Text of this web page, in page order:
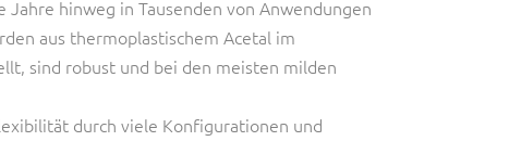
hinweg in Tausenden von Anwendungen
aus thermoplastischem Acetal im
sind robust und bei den meisten milden
durch viele Konfigurationen und